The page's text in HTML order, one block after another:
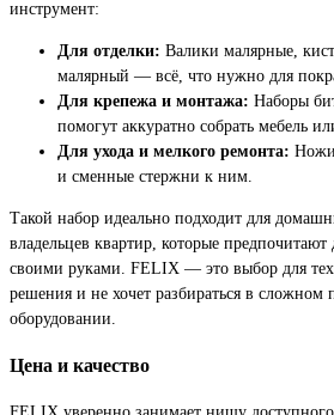
инструмент:
Для отделки: Валики малярные,
малярный — всё, что нужно для
Для крепежа и монтажа: Наборы
помогут аккуратно собрать мебель
Для ухода и мелкого ремонта:
и сменные стержни к ним.
Такой набор идеально подходит для
владельцев квартир, которые
своими руками. FELIX — это выбор для
решения и не хочет разбираться в сложном
оборудовании.
Цена и качество